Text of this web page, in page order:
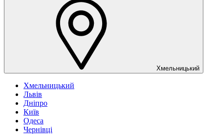
Хмельницький
Хмельницький
Львів
Дніпро
Київ
Одеса
Чернівці